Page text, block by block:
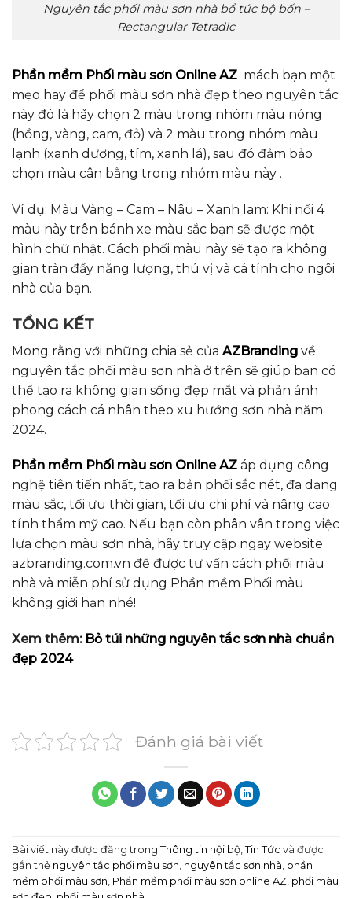
Nguyên tắc phối màu sơn nhà bổ túc bộ bốn –
Rectangular Tetradic
Phần mềm Phối màu sơn Online AZ mách bạn một
mẹo hay để phối màu sơn nhà đẹp theo nguyên tắc
này đó là hãy chọn 2 màu trong nhóm màu nóng
(hồng, vàng, cam, đỏ) và 2 màu trong nhóm màu
lạnh (xanh dương, tím, xanh lá), sau đó đảm bảo
chọn màu cân bằng trong nhóm màu này .
Ví dụ: Màu Vàng – Cam – Nâu – Xanh lam: Khi nối 4
màu này trên bánh xe màu sắc bạn sẽ được một
hình chữ nhật. Cách phối màu này sẽ tạo ra không
gian tràn đầy năng lượng, thú vị và cá tính cho ngôi
nhà của bạn.
TỔNG KẾT
Mong rằng với những chia sẻ của AZBranding về
nguyên tắc phối màu sơn nhà ở trên sẽ giúp bạn có
thể tạo ra không gian sống đẹp mắt và phản ánh
phong cách cá nhân theo xu hướng sơn nhà năm
2024.
Phần mềm Phối màu sơn Online AZ áp dụng công
nghệ tiên tiến nhất, tạo ra bản phối sắc nét, đa dạng
màu sắc, tối ưu thời gian, tối ưu chi phí và nâng cao
tính thẩm mỹ cao. Nếu bạn còn phân vân trong việc
lựa chọn màu sơn nhà, hãy truy cập ngay website
azbranding.com.vn để được tư vấn cách phối màu
nhà và miễn phí sử dụng Phần mềm Phối màu
không giới hạn nhé!
Xem thêm: Bỏ túi những nguyên tắc sơn nhà chuẩn
đẹp 2024
Đánh giá bài viết
Bài viết này được đăng trong Thông tin nội bộ Tin Tức và được
gắn thẻ nguyên tắc phối màu sơn nguyên tắc sơn nhà phần
mềm phối màu sơn Phần mềm phối màu sơn online AZ phối màu